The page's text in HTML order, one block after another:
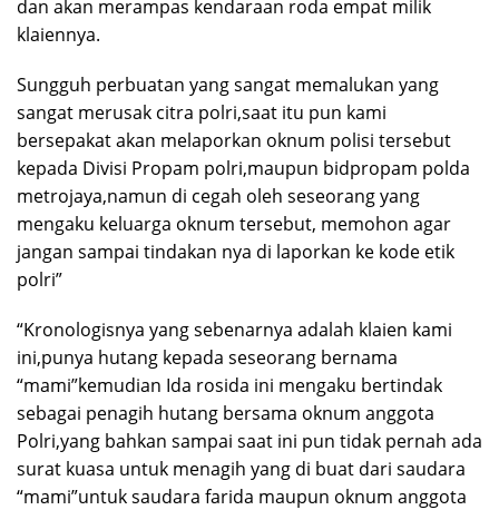
dan akan merampas kendaraan roda empat milik
klaiennya.
Sungguh perbuatan yang sangat memalukan yang
sangat merusak citra polri,saat itu pun kami
bersepakat akan melaporkan oknum polisi tersebut
kepada Divisi Propam polri,maupun bidpropam polda
metrojaya,namun di cegah oleh seseorang yang
mengaku keluarga oknum tersebut, memohon agar
jangan sampai tindakan nya di laporkan ke kode etik
polri”
“Kronologisnya yang sebenarnya adalah klaien kami
ini,punya hutang kepada seseorang bernama
“mami”kemudian Ida rosida ini mengaku bertindak
sebagai penagih hutang bersama oknum anggota
Polri,yang bahkan sampai saat ini pun tidak pernah ada
surat kuasa untuk menagih yang di buat dari saudara
“mami”untuk saudara farida maupun oknum anggota